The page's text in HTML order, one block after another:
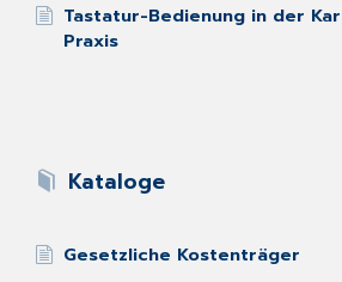
Tastatur-Bedienung in der
Praxis
Kataloge
Gesetzliche Kostenträger